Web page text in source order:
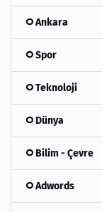
Ankara
Spor
Teknoloji
Dünya
Bilim - Çevre
Adwords